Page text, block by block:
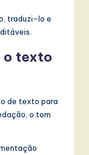
traduzi-lo e
o texto
de texto para
o tom